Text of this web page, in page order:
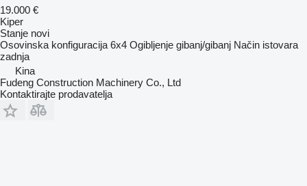
19.000 €
Kiper
Stanje novi
Osovinska konfiguracija 6x4 Ogibljenje gibanj/gibanj Način istovara
zadnja
Kina
Fudeng Construction Machinery Co., Ltd
Kontaktirajte prodavatelja